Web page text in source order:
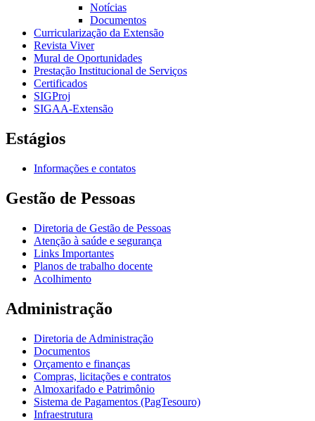
Notícias
Documentos
Curricularização da Extensão
Revista Viver
Mural de Oportunidades
Prestação Institucional de Serviços
Certificados
SIGProj
SIGAA-Extensão
Estágios
Informações e contatos
Gestão de Pessoas
Diretoria de Gestão de Pessoas
Atenção à saúde e segurança
Links Importantes
Planos de trabalho docente
Acolhimento
Administração
Diretoria de Administração
Documentos
Orçamento e finanças
Compras, licitações e contratos
Almoxarifado e Patrimônio
Sistema de Pagamentos (PagTesouro)
Infraestrutura